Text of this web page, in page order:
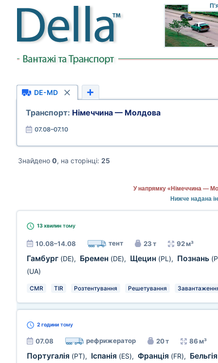
DE-MD
Транспорт: Німеччина — Молдова
07.08–07.10
Знайдено 0, на сторінці: 25
У напрямку «Німеччина —
Нижче надана
13 хвилин тому
10.08–14.08 тент 23 т 92 м³
Гамбург (DE), Бремен (DE), Щецин (PL), Познань
(UA)
CMR TIR Розтентування Решетування
2 години тому
07.08 рефрижератор 20 т 86 м³
Португалія (PT), Іспанія (ES), Франція (FR),